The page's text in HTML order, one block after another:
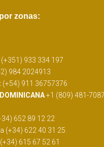
zonas:
(+351) 933 334 197
984 2024913
(+54) 911 36757376
+1 (809) 481-7087
652 89 12 22
(+34) 622 40 31 25
615 67 52 61